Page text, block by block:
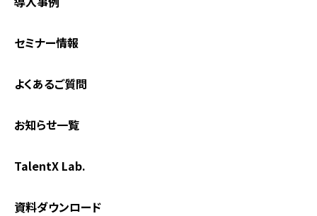
セミナー情報
よくあるご質問
お知らせ一覧
TalentX Lab.
資料ダウンロード